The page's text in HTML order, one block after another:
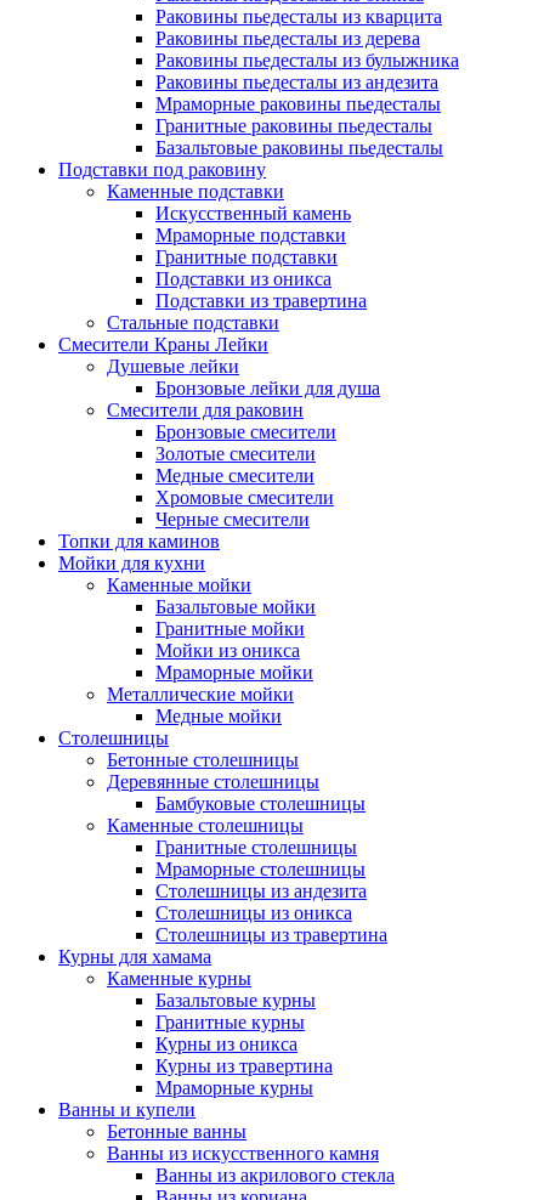
Раковины пьедесталы из кварцита
Раковины пьедесталы из дерева
Раковины пьедесталы из булыжника
Раковины пьедесталы из андезита
Мраморные раковины пьедесталы
Гранитные раковины пьедесталы
Базальтовые раковины пьедесталы
Подставки под раковину
Каменные подставки
Искусственный камень
Мраморные подставки
Гранитные подставки
Подставки из оникса
Подставки из травертина
Стальные подставки
Смесители Краны Лейки
Душевые лейки
Бронзовые лейки для душа
Смесители для раковин
Бронзовые смесители
Золотые смесители
Медные смесители
Хромовые смесители
Черные смесители
Топки для каминов
Мойки для кухни
Каменные мойки
Базальтовые мойки
Гранитные мойки
Мойки из оникса
Мраморные мойки
Металлические мойки
Медные мойки
Столешницы
Бетонные столешницы
Деревянные столешницы
Бамбуковые столешницы
Каменные столешницы
Гранитные столешницы
Мраморные столешницы
Столешницы из андезита
Столешницы из оникса
Столешницы из травертина
Курны для хамама
Каменные курны
Базальтовые курны
Гранитные курны
Курны из оникса
Курны из травертина
Мраморные курны
Ванны и купели
Бетонные ванны
Ванны из искусственного камня
Ванны из акрилового стекла